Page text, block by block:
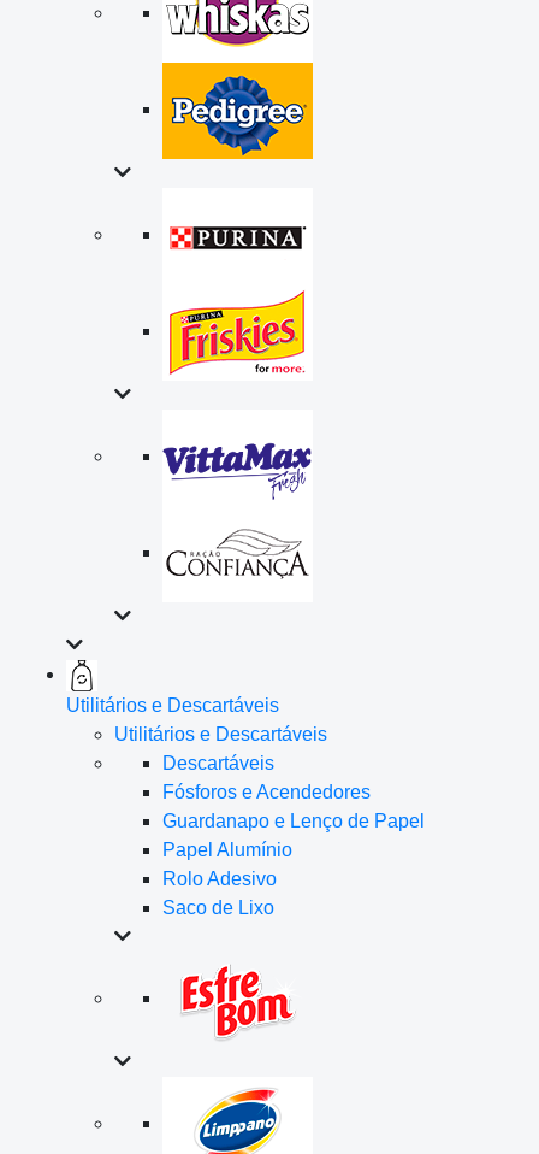
Utilitários e Descartáveis
Utilitários e Descartáveis
Descartáveis
Fósforos e Acendedores
Guardanapo e Lenço de Papel
Papel Alumínio
Rolo Adesivo
Saco de Lixo